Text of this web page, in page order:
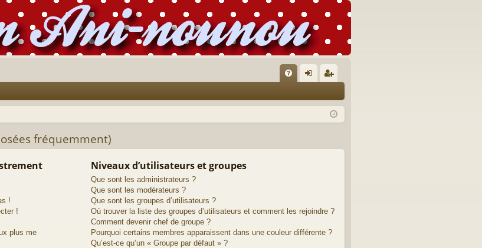
Q ne nr
fréquemment)
!
!
plus me
Niveaux d’utilisateurs et groupes
Que sont les administrateurs ?
Que sont les modérateurs ?
Que sont les groupes d’utilisateurs ?
Où trouver la liste des groupes d’utilisateurs et comment les rejoindre ?
Comment devenir chef de groupe ?
Pourquoi certains membres apparaissent dans une couleur différente ?
Qu’est-ce qu’un « Groupe par défaut » ?